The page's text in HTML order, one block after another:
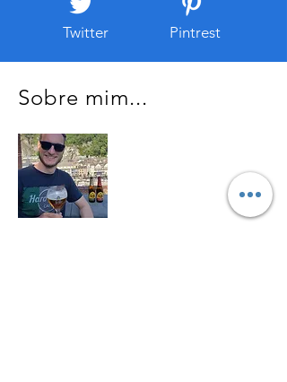
Twitter Pintrest
Sobre mim...